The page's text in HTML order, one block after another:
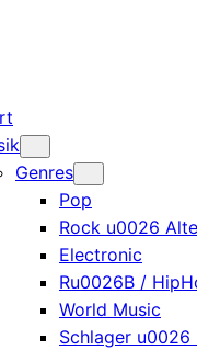
Genres
Pop
Rock u0026
Electronic
Ru0026B /
World Music
Schlager u0026